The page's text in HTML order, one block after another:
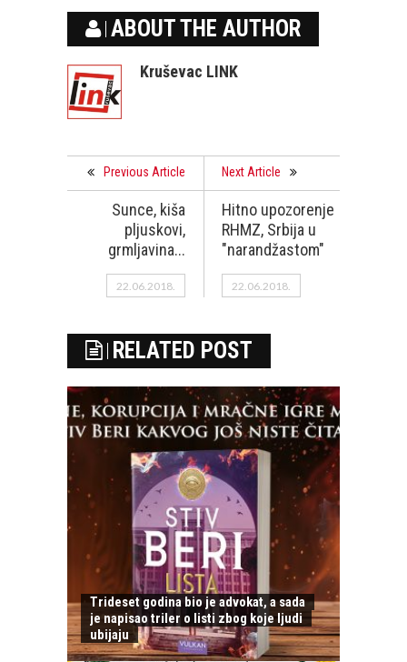
ABOUT THE AUTHOR
Kruševac LINK
Previous Article
Sunce, kiša
pljuskovi,
grmljavina...
22.06.2018.
Next Article
Hitno upozorenje
RHMZ, Srbija u
"narandžastom"
22.06.2018.
RELATED POST
Trideset godina bio je advokat, a sada
je napisao triler o listi zbog koje ljudi
ubijaju